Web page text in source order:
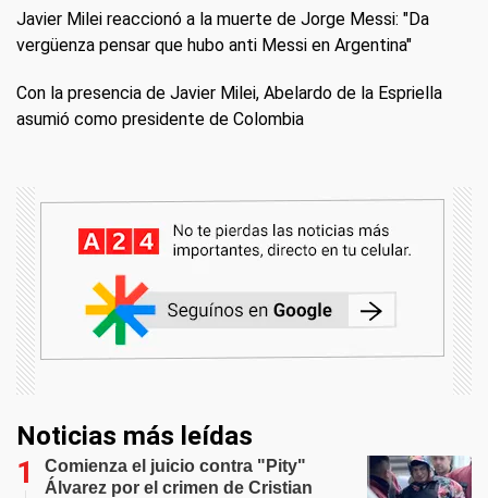
Javier Milei reaccionó a la muerte de Jorge Messi: "Da
vergüenza pensar que hubo anti Messi en Argentina"
Con la presencia de Javier Milei, Abelardo de la Espriella
asumió como presidente de Colombia
Noticias más leídas
Comienza el juicio contra "Pity"
Álvarez por el crimen de Cristian